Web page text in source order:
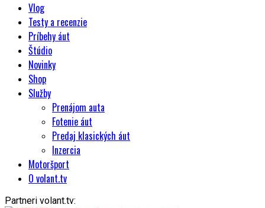
Vlog
Testy a recenzie
Príbehy áut
Štúdio
Novinky
Shop
Služby
Prenájom auta
Fotenie áut
Predaj klasických áut
Inzercia
Motoršport
O volant.tv
Partneri volant.tv: